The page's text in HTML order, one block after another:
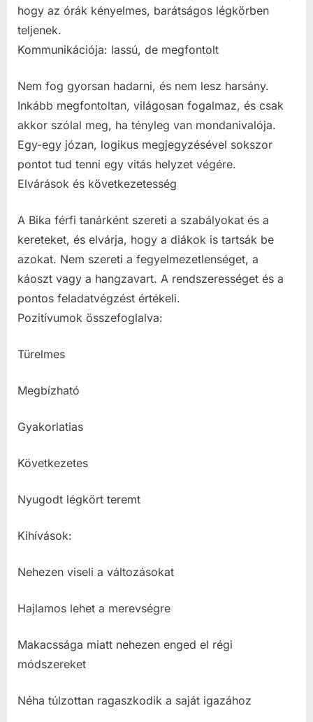
hogy az órák kényelmes, barátságos légkörben
teljenek.
Kommunikációja: lassú, de megfontolt
Nem fog gyorsan hadarni, és nem lesz harsány.
Inkább megfontoltan, világosan fogalmaz, és csak
akkor szólal meg, ha tényleg van mondanivalója.
Egy-egy józan, logikus megjegyzésével sokszor
pontot tud tenni egy vitás helyzet végére.
Elvárások és következetesség
A Bika férfi tanárként szereti a szabályokat és a
kereteket, és elvárja, hogy a diákok is tartsák be
azokat. Nem szereti a fegyelmezetlenséget, a
káoszt vagy a hangzavart. A rendszerességet és a
pontos feladatvégzést értékeli.
Pozitívumok összefoglalva:
Türelmes
Megbízható
Gyakorlatias
Következetes
Nyugodt légkört teremt
Kihívások:
Nehezen viseli a változásokat
Hajlamos lehet a merevségre
Makacssága miatt nehezen enged el régi
módszereket
Néha túlzottan ragaszkodik a saját igazához